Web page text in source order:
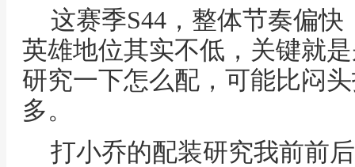
这赛季S44，整体节奏偏
英雄地位其实不低，关键就
研究一下怎么配，可能比闷
多。
打小乔的配装研究我前前